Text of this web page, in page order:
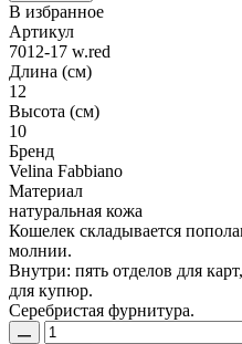
В избранное
Артикул
7012-17 w.red
Длина (см)
12
Высота (см)
10
Бренд
Velina Fabbiano
Материал
натуральная кожа
Кошелек складывается
молнии.
Внутри: пять отделов для
для купюр.
Серебристая фурнитура.